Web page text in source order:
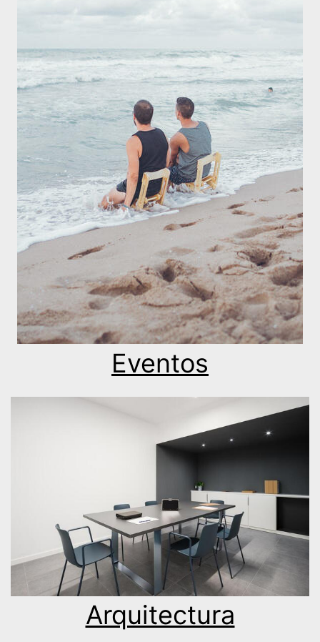
Eventos
Arquitectura